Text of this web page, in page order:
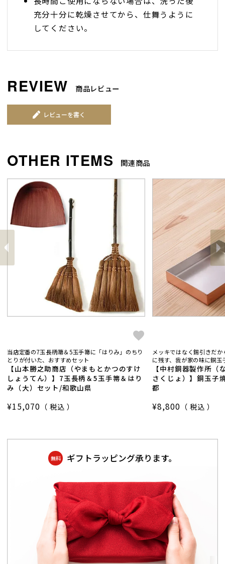
充分十分に乾燥させてから、仕舞うように
してください。
商品レビュー
レビューを書く
関連商品
前
へ
当店定番の7玉長柄箒＆5玉手箒に「はりみ」のちり
とりが付いた、おすすめセット
【山本勝之助商店（やまもとかつのすけ
しょうてん）】7玉長柄＆5玉手箒＆はり
み（大）セット/和歌山県
¥15,070 税込
メッキではなく錫引きだ
に残す、我が家の味に
【中村銅器製作所（
さくじょ）】銅玉
都
¥8,800 税込
次
へ
無料 ギフトラッピング承ります。